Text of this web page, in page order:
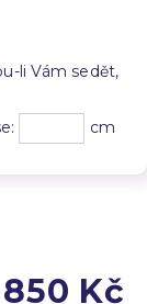
li Vám sedět,
cm
850 Kč